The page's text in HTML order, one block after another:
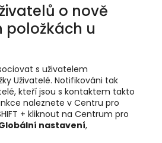
o nově
položkách u
s uživatelem
Uživatelé. Notifikováni tak
kteří jsou s kontaktem takto
naleznete v Centru pro
+ kliknout na Centrum pro
nastavení,